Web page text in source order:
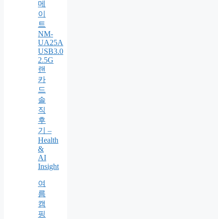
메
이
트
NM-
UA25A
USB3.0
2.5G
랜
카
드
솔
직
후
기 –
Health
&
AI
Insight
여
름
캠
핑